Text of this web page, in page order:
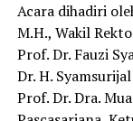
Acara dihadiri
M.H., Wakil
Prof. Dr. Fauzi
Dr. H.
Prof. Dr. Dra.